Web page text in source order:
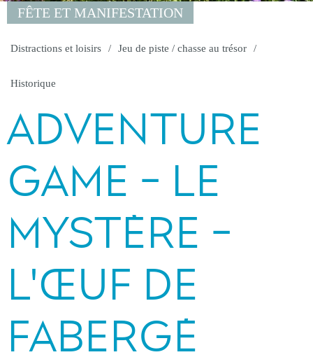
FÊTE ET MANIFESTATION
Distractions et loisirs Jeu de piste / chasse au trésor
Historique
ADVENTURE
GAME - LE
MYSTÈRE -
L'ŒUF DE
FABERGÉ